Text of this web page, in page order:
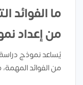
ما الفوائد
من إعداد
يُساعد نموذج
من الفوائد المهمة،